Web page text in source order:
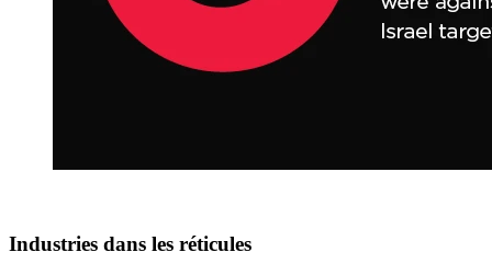
Industries dans les réticules